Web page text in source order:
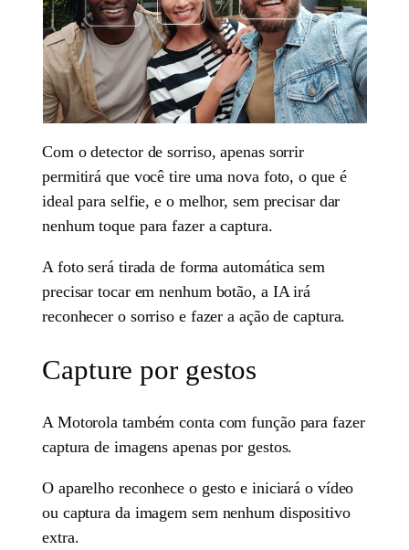
Com o detector de sorriso, apenas sorrir
permitirá que você tire uma nova foto, o que é
ideal para selfie, e o melhor, sem precisar dar
nenhum toque para fazer a captura.
A foto será tirada de forma automática sem
precisar tocar em nenhum botão, a IA irá
reconhecer o sorriso e fazer a ação de captura.
Capture por gestos
A Motorola também conta com função para fazer
captura de imagens apenas por gestos.
O aparelho reconhece o gesto e iniciará o vídeo
ou captura da imagem sem nenhum dispositivo
extra.